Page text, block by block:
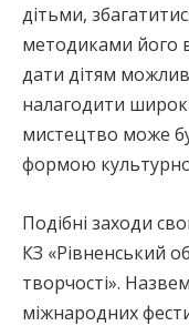
дітьми,
методиками його
дати дітям
налагодити
мистецтво може
формою
Подібні заходи
КЗ «Рівненський
творчості».
міжнародних